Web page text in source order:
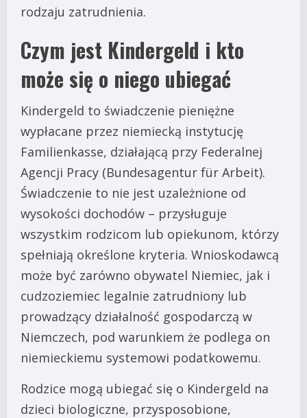
rodzaju zatrudnienia.
Czym jest Kindergeld i kto
może się o niego ubiegać
Kindergeld to świadczenie pieniężne
wypłacane przez niemiecką instytucję
Familienkasse, działającą przy Federalnej
Agencji Pracy (Bundesagentur für Arbeit).
Świadczenie to nie jest uzależnione od
wysokości dochodów – przysługuje
wszystkim rodzicom lub opiekunom, którzy
spełniają określone kryteria. Wnioskodawcą
może być zarówno obywatel Niemiec, jak i
cudzoziemiec legalnie zatrudniony lub
prowadzący działalność gospodarczą w
Niemczech, pod warunkiem że podlega on
niemieckiemu systemowi podatkowemu.
Rodzice mogą ubiegać się o Kindergeld na
dzieci biologiczne, przysposobione,